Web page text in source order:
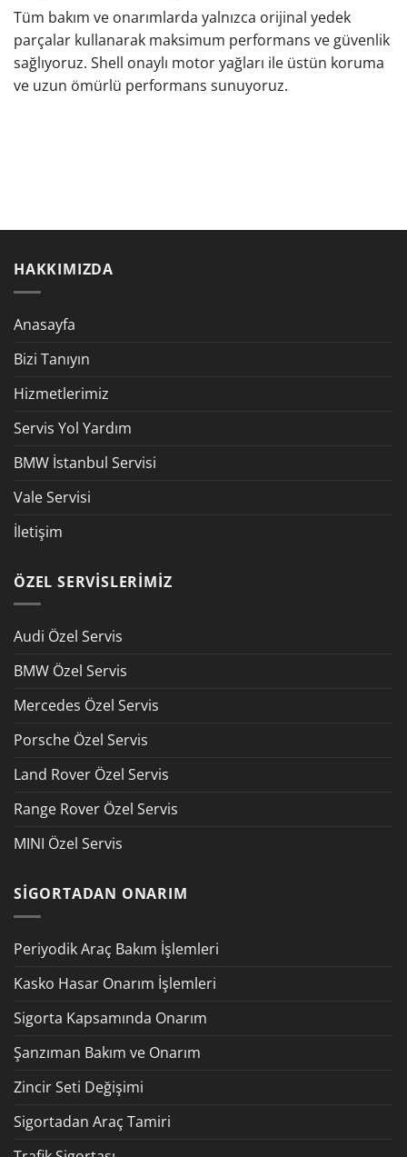
Tüm bakım ve onarımlarda yalnızca orijinal yedek
parçalar kullanarak maksimum performans ve güvenlik
sağlıyoruz. Shell onaylı motor yağları ile üstün koruma
ve uzun ömürlü performans sunuyoruz.
HAKKIMIZDA
Anasayfa
Bizi Tanıyın
Hizmetlerimiz
Servis Yol Yardım
BMW İstanbul Servisi
Vale Servisi
İletişim
ÖZEL SERVISLERIMIZ
Audi Özel Servis
BMW Özel Servis
Mercedes Özel Servis
Porsche Özel Servis
Land Rover Özel Servis
Range Rover Özel Servis
MINI Özel Servis
SIGORTADAN ONARIM
Periyodik Araç Bakım İşlemleri
Kasko Hasar Onarım İşlemleri
Sigorta Kapsamında Onarım
Şanzıman Bakım ve Onarım
Zincir Seti Değişimi
Sigortadan Araç Tamiri